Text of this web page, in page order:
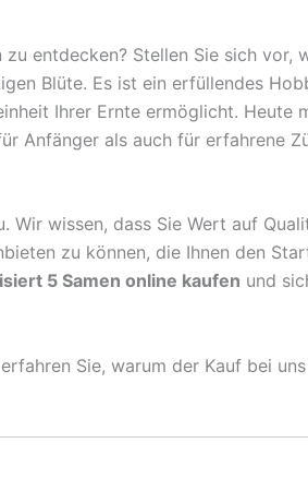
entdecken? Stellen Sie sich vor,
Blüte. Es ist ein erfüllendes
Ihrer Ernte ermöglicht. Heute
Anfänger als auch für erfahrene
wissen, dass Sie Wert auf
zu können, die Ihnen den
5 Samen online kaufen und
Sie, warum der Kauf bei